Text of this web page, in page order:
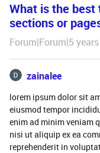
What is the best
sections or
Forum|Forum|5
zainalee
lorem ipsum dolor sit
eiusmod tempor
enim ad minim veniam
nisi ut aliquip ex ea
reprehenderit in